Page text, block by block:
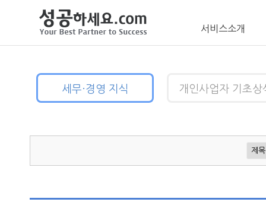
서비스소개
세무·경영 지식 개인사업자 기초상